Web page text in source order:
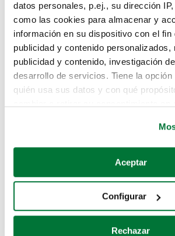
datos personales, p.ej., su dirección
como las cookies para almacenar y
información en su dispositivo con el fin
publicidad y contenido personalizados,
publicidad y contenido, investigación
desarrollo de servicios. Tiene la
quién usa sus datos y con qué
Si lo permite, también quisiéramos:
Recopilar información sobre su
Identificar su dispositivo
para buscar características
Aceptar
Configurar
Rechazar
Lo sentimos, no
te hemos traido hasta
Pero puedes encontrar el coche
buscando en alguno de estos
Coches de segunda mano
Coches de km0